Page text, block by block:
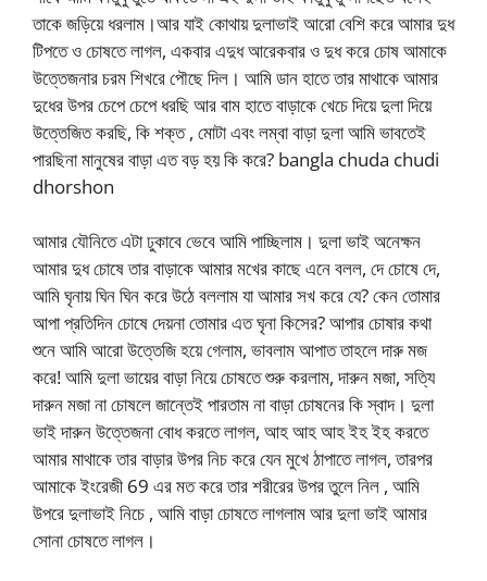
তাকে জড়িয়ে ধরলাম।আর যাই কোথায় দুলাভাই আরো বেশি করে আমার দুধ
টিপতে ও চোষতে লাগল, একবার এদুধ আরেকবার ও দুধ করে চোষ আমাকে
উত্তেজনার চরম শিখরে পৌছে দিল। আমি ডান হাতে তার মাথাকে আমার
দুধের উপর চেপে চেপে ধরছি আর বাম হাতে বাড়াকে খেচে দিয়ে দুলা দিয়ে
উত্তেজিত করছি, কি শক্ত , মোটা এবং লম্বা বাড়া দুলা আমি ভাবতেই
পারছিনা মানুষের বাড়া এত বড় হয় কি করে? bangla chuda chudi
dhorshon
আমার যৌনিতে এটা ঢুকাবে ভেবে আমি পাচ্ছিলাম। দুলা ভাই অনেক্ষন
আমার দুধ চোষে তার বাড়াকে আমার মখের কাছে এনে বলল, দে চোষে দে,
আমি ঘৃনায় ঘিন ঘিন করে উঠে বললাম যা আমার সখ করে যে? কেন তোমার
আপা প্রতিদিন চোষে দেয়না তোমার এত ঘৃনা কিসের? আপার চোষার কথা
শুনে আমি আরো উত্তেজি হয়ে গেলাম, ভাবলাম আপাত তাহলে দারু মজ
করে! আমি দুলা ভায়ের বাড়া নিয়ে চোষতে শুরু করলাম, দারুন মজা, সত্যি
দারুন মজা না চোষলে জান্তেই পারতাম না বাড়া চোষনের কি স্বাদ। দুলা
ভাই দারুন উত্তেজনা বোধ করতে লাগল, আহ আহ আহ ইহ ইহ করতে
আমার মাথাকে তার বাড়ার উপর নিচ করে যেন মুখে ঠাপাতে লাগল, তারপর
আমাকে ইংরেজী 69 এর মত করে তার শরীরের উপর তুলে নিল , আমি
উপরে দুলাভাই নিচে , আমি বাড়া চোষতে লাগলাম আর দুলা ভাই আমার
সোনা চোষতে লাগল।